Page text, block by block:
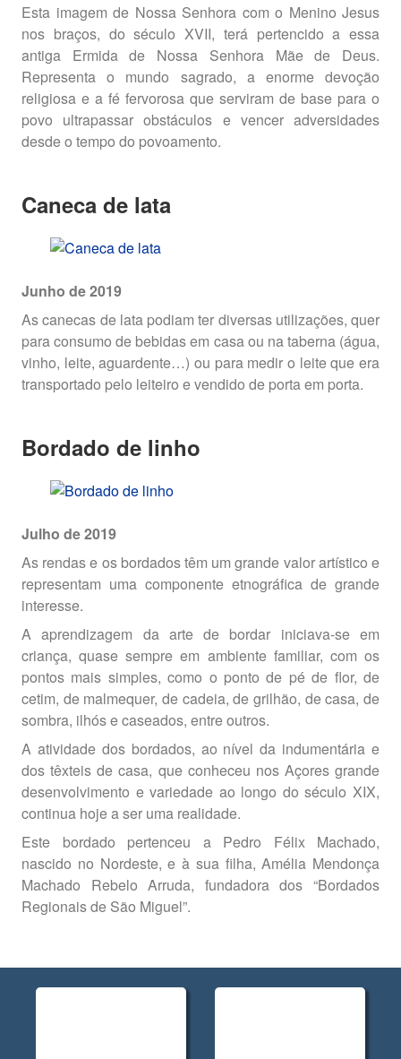
Esta imagem de Nossa Senhora com o Menino Jesus
nos braços, do século XVII, terá pertencido a essa
antiga Ermida de Nossa Senhora Mãe de Deus.
Representa o mundo sagrado, a enorme devoção
religiosa e a fé fervorosa que serviram de base para o
povo ultrapassar obstáculos e vencer adversidades
desde o tempo do povoamento.
Caneca de lata
Junho de 2019
As canecas de lata podiam ter diversas utilizações, quer
para consumo de bebidas em casa ou na taberna (água,
vinho, leite, aguardente…) ou para medir o leite que era
transportado pelo leiteiro e vendido de porta em porta.
Bordado de linho
Julho de 2019
As rendas e os bordados têm um grande valor artístico e
representam uma componente etnográfica de grande
interesse.
A aprendizagem da arte de bordar iniciava-se em
criança, quase sempre em ambiente familiar, com os
pontos mais simples, como o ponto de pé de flor, de
cetim, de malmequer, de cadeia, de grilhão, de casa, de
sombra, ilhós e caseados, entre outros.
A atividade dos bordados, ao nível da indumentária e
dos têxteis de casa, que conheceu nos Açores grande
desenvolvimento e variedade ao longo do século XIX,
continua hoje a ser uma realidade.
Este bordado pertenceu a Pedro Félix Machado,
nascido no Nordeste, e à sua filha, Amélia Mendonça
Machado Rebelo Arruda, fundadora dos “Bordados
Regionais de São Miguel”.